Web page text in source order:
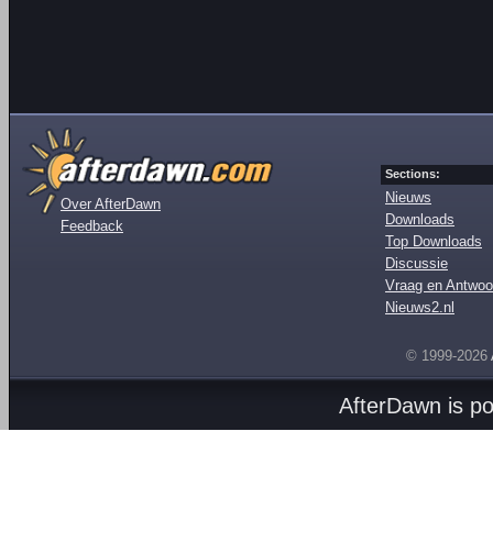
Over AfterDawn
Feedback
Sections:
Nieuws
Downloads
Top Downloads
Discussie
Vraag en
Nieuws2.nl
© 1999-2026
AfterDawn is